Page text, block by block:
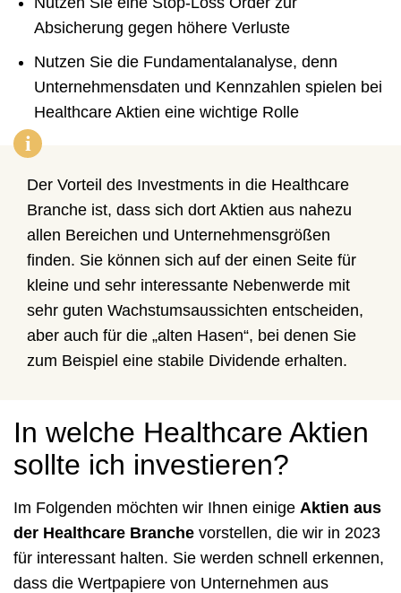
Absicherung gegen höhere Verluste
Nutzen Sie die Fundamentalanalyse, denn
Unternehmensdaten und Kennzahlen spielen bei
Healthcare Aktien eine wichtige Rolle
i
Der Vorteil des Investments in die Healthcare
Branche ist, dass sich dort Aktien aus nahezu
allen Bereichen und Unternehmensgrößen
finden. Sie können sich auf der einen Seite für
kleine und sehr interessante Nebenwerde mit
sehr guten Wachstumsaussichten entscheiden,
aber auch für die „alten Hasen“, bei denen Sie
zum Beispiel eine stabile Dividende erhalten.
In welche Healthcare Aktien
sollte ich investieren?
Im Folgenden möchten wir Ihnen einige Aktien aus
der Healthcare Branche vorstellen, die wir in 2023
für interessant halten. Sie werden schnell erkennen,
dass die Wertpapiere von Unternehmen aus